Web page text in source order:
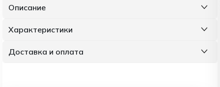
Описание
Характеристики
Доставка и оплата